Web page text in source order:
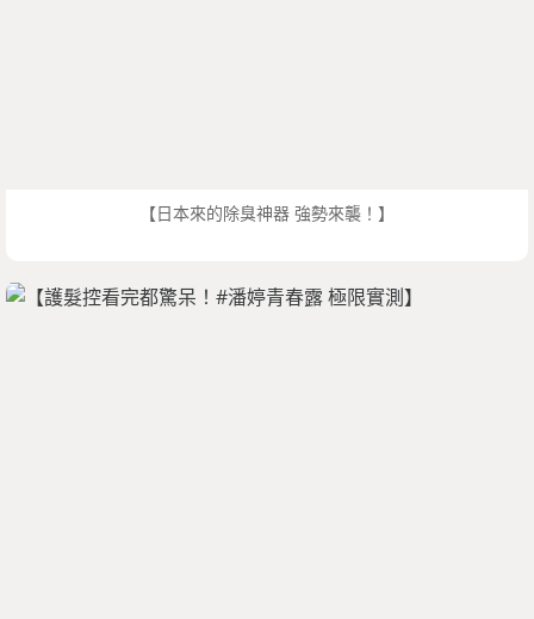
【日本來的除臭神器 強勢來襲！】